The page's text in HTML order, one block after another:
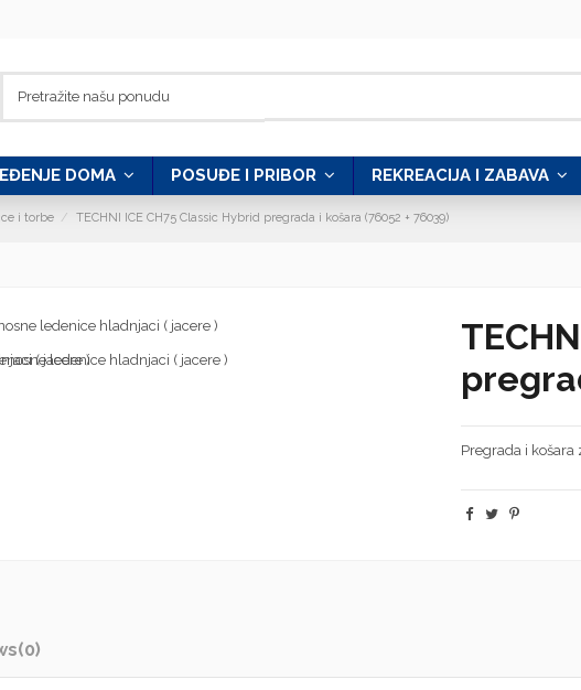
DOMA POSUĐE I PRIBOR REKREACIJA I ZABAVA
i torbe TECHNI ICE CH75 Classic Hybrid pregrada i košara (76052 + 76039)
Pregrada i košara
(0)